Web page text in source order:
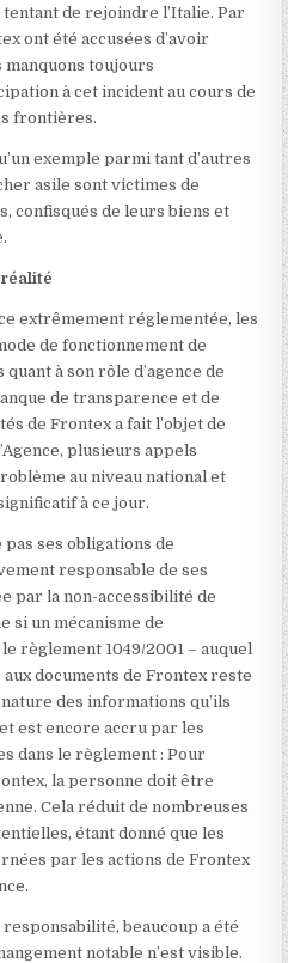
de rejoindre l’Italie. Par
ont été accusées d’avoir
manquons toujours
à cet incident au cours de
frontières.
exemple parmi tant d’autres
asile sont victimes de
confisqués de leurs biens et
réalité
extrêmement réglementée, les
de fonctionnement de
à son rôle d’agence de
de transparence et de
de Frontex a fait l’objet de
plusieurs appels
au niveau national et
à ce jour.
ses obligations de
responsable de ses
par la non-accessibilité de
si un mécanisme de
règlement 1049/2001 – auquel
aux documents de Frontex reste
des informations qu’ils
est encore accru par les
dans le règlement : Pour
la personne doit être
Cela réduit de nombreuses
étant donné que les
par les actions de Frontex
beaucoup a été
notable n’est visible.